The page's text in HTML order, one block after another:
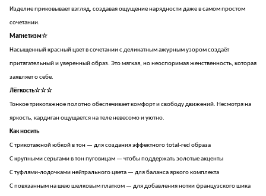
Изделие приковывает взгляд, создавая ощущение нарядности даже в самом простом
сочетании.
Магнетизм☆
Насыщенный красный цвет в сочетании с деликатным ажурным узором создаёт
притягательный и уверенный образ. Это мягкая, но неоспоримая женственность, которая
заявляет о себе.
Лёгкость☆☆☆
Тонкое трикотажное полотно обеспечивает комфорт и свободу движений. Несмотря на
яркость, кардиган ощущается на теле невесомо и уютно.
Как носить
С трикотажной юбкой в тон — для создания эффектного total-red образа
С крупными серьгами в тон пуговицам — чтобы поддержать золотые акценты
С туфлями-лодочками нейтрального цвета — для баланса яркого комплекта
С повязанным на шею шелковым платком — для добавления нотки французского шика